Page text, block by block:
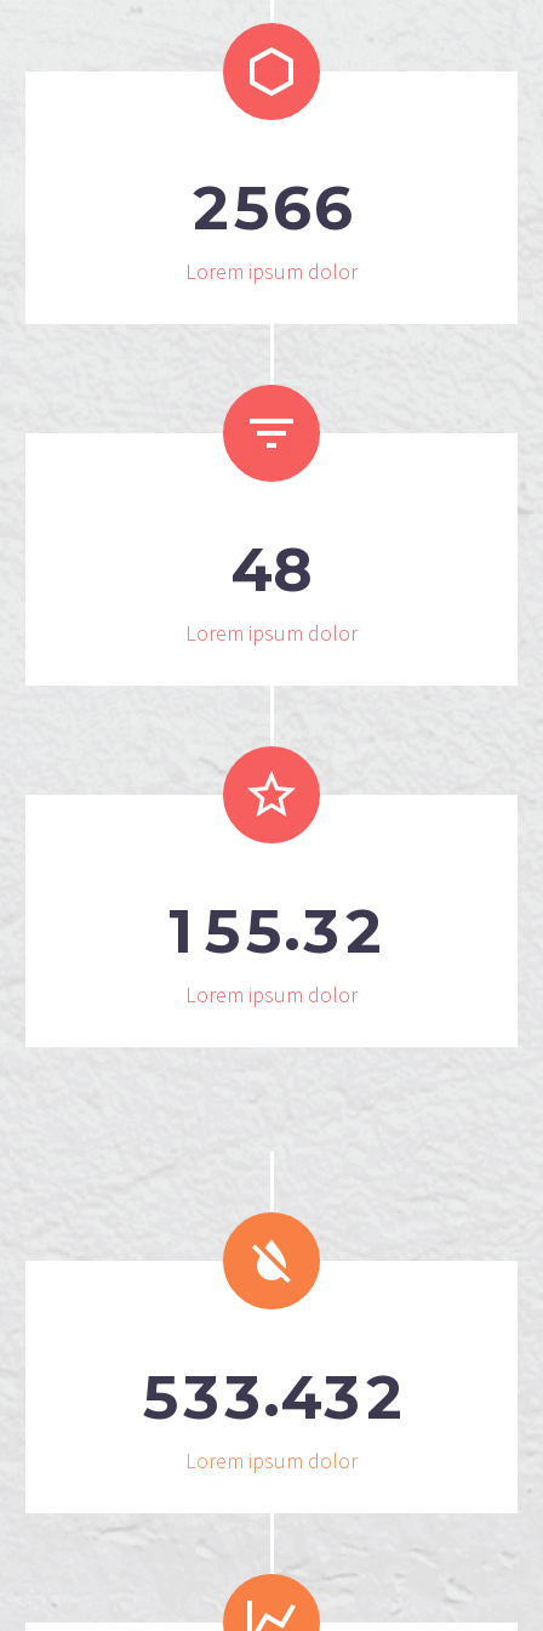


2566
Lorem ipsum dolor


48
Lorem ipsum dolor


1 55.32
Lorem ipsum dolor


533.432
Lorem ipsum dolor